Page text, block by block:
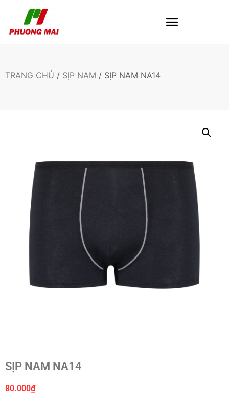
TRANG CHỦ / SỊP NAM / SỊP NAM NA14
SỊP NAM NA14
80.000₫